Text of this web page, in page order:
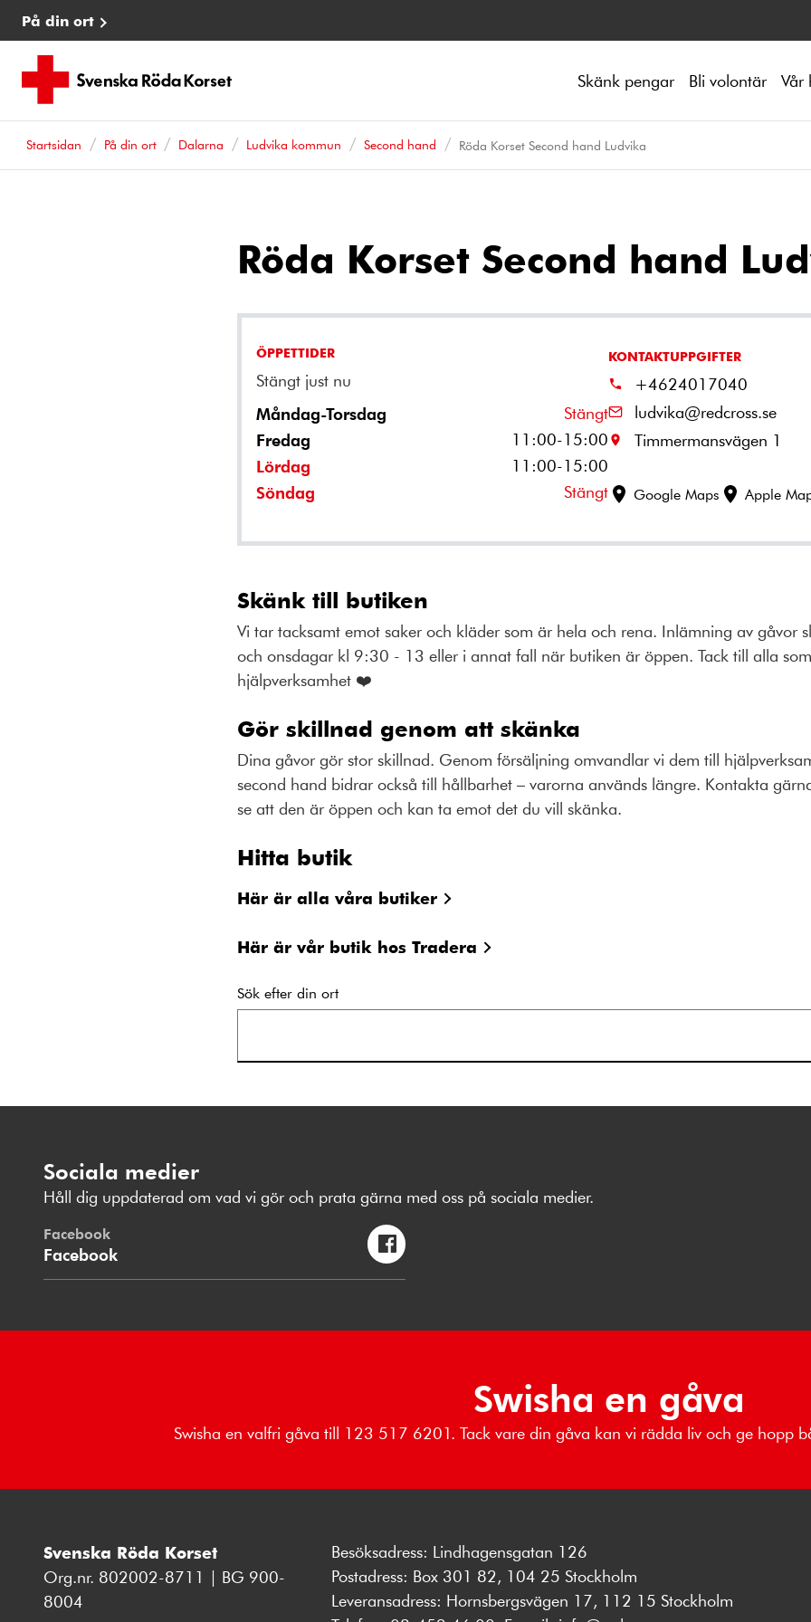
På din ort
Skänk pengar Bli volontär Vår
Startsidan På din ort Dalarna Ludvika kommun Second hand Röda Korset Second hand Ludvika
Röda Korset Second hand
ÖPPETTIDER
Stängt just nu
Måndag-Torsdag Stängt
Fredag 11:00-15:00
Lördag 11:00-15:00
Söndag Stängt
KONTAKTUPPGIFTER
+4624017040
ludvika@redcross.se
Timmermansvägen 1
Google Maps Apple
Skänk till butiken
Vi tar tacksamt emot saker och kläder som är hela och rena. Inlämning av gåvor
och onsdagar kl 9:30 - 13 eller i annat fall när butiken är öppen. Tack till alla
hjälpverksamhet ❤️
Gör skillnad genom att skänka
Dina gåvor gör stor skillnad. Genom försäljning omvandlar vi dem till
second hand bidrar också till hållbarhet – varorna används längre. Kontakta
se att den är öppen och kan ta emot det du vill skänka.
Hitta butik
Här är alla våra butiker
Här är vår butik hos Tradera
Sök efter din ort
Sociala medier
Håll dig uppdaterad om vad vi gör och prata gärna med oss på sociala medier.
Facebook
Facebook
Swisha en gåva
Swisha en valfri gåva till 123 517 6201. Tack vare din gåva kan vi rädda liv och ge hopp
Svenska Röda Korset
Org.nr. 802002-8711 | BG 900-
8004
Besöksadress: Lindhagensgatan 126
Postadress: Box 301 82, 104 25 Stockholm
Leveransadress: Hornsbergsvägen 17, 112 15 Stockholm